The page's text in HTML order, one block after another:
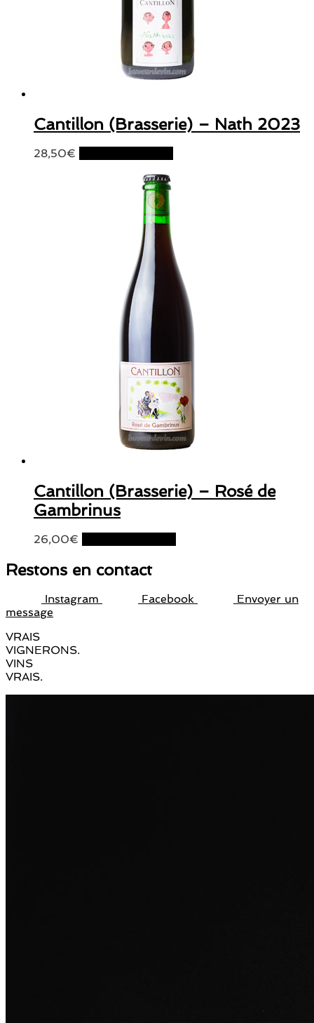
Cantillon (Brasserie) – Nath 2023
28,50€
Cantillon (Brasserie) – Rosé de
Gambrinus
26,00€
Restons en contact
Instagram Facebook
Envoyer un
message
VRAIS
VIGNERONS.
VINS
VRAIS.